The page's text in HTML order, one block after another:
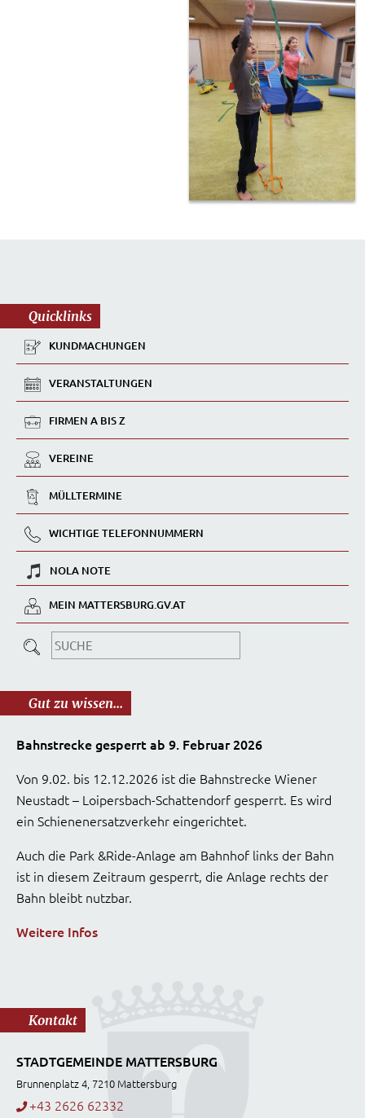
Quicklinks
KUNDMACHUNGEN
VERANSTALTUNGEN
FIRMEN A BIS Z
VEREINE
MÜLLTERMINE
WICHTIGE TELEFONNUMMERN
NOLA NOTE
MEIN MATTERSBURG.GV.AT
Gut zu wissen...
Bahnstrecke gesperrt ab 9. Februar 2026
Von 9.02. bis 12.12.2026 ist die Bahnstrecke Wiener
Neustadt – Loipersbach-Schattendorf gesperrt. Es wird
ein Schienenersatzverkehr eingerichtet.
Auch die Park &Ride-Anlage am Bahnhof links der Bahn
ist in diesem Zeitraum gesperrt, die Anlage rechts der
Bahn bleibt nutzbar.
Weitere Infos
Kontakt
STADTGEMEINDE MATTERSBURG
Brunnenplatz 4, 7210 Mattersburg
+43 2626 62332